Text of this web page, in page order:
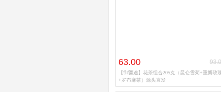
63.00
【御疆途】花茶组合205克（昆仑雪菊+重瓣玫
+罗布麻茶）源头直发